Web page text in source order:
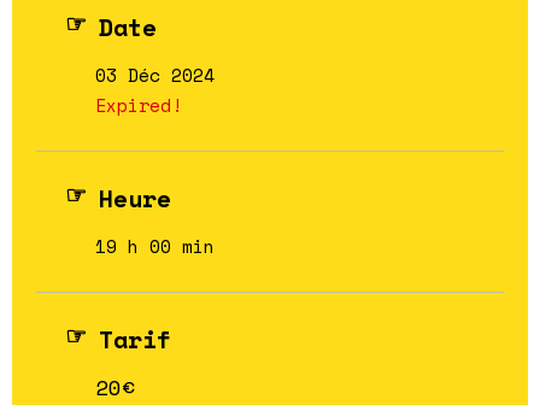
Date
03 Déc 2024
Expired!
Heure
19 h 00 min
Tarif
20€